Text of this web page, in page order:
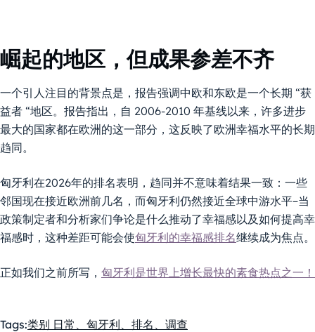
崛起的地区，但成果参差不齐
一个引人注目的背景点是，报告强调中欧和东欧是一个长期 “获
益者 “地区。报告指出，自 2006-2010 年基线以来，许多进步
最大的国家都在欧洲的这一部分，这反映了欧洲幸福水平的长期
趋同。
匈牙利在2026年的排名表明，趋同并不意味着结果一致：一些
邻国现在接近欧洲前几名，而匈牙利仍然接近全球中游水平–当
政策制定者和分析家们争论是什么推动了幸福感以及如何提高幸
福感时，这种差距可能会使匈牙利的幸福感排名继续成为焦点。
正如我们之前所写， 匈牙利是世界上增长最快的素食热点之一！
Tags:类别 日常、匈牙利、排名、调查